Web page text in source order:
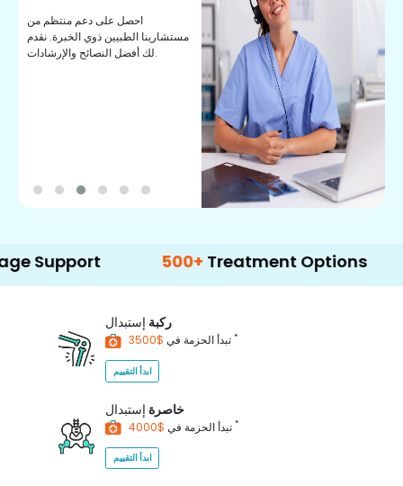
احصل على دعم منتظم من
مستشارينا الطبيين ذوي الخبرة. نقدم
لك أفضل النصائح والإرشادات.
500+ Treatment Options
ركبة إستبدال
تبدأ الحزمة في *
ابدأ التقييم
خاصرة إستبدال
تبدأ الحزمة في *
ابدأ التقييم